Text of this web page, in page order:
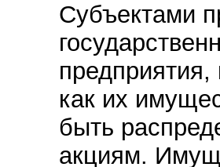
Субъектами
как их
быть
акциям.